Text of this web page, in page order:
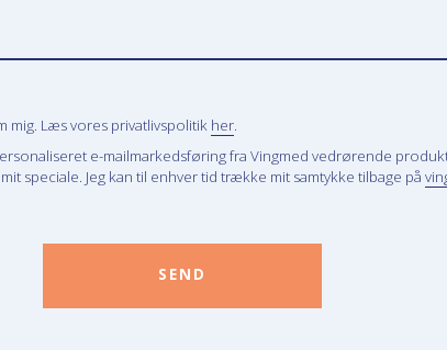
mig. Læs vores privatlivspolitik her.
e-mailmarkedsføring fra Vingmed vedrørende
speciale. Jeg kan til enhver tid trække mit samtykke tilbage på
SEND